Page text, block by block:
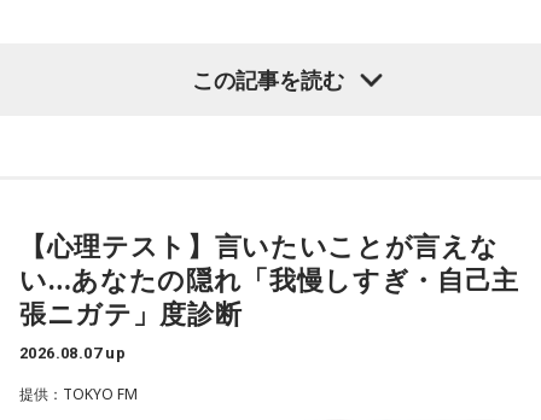
ほのか・海：ありがとうございます。
潮：「コニファー」はテレビアニメ「これ描いて死ね」のエ
ンディングテーマとなっています。
ね？
れることがあります。病気だからと割り切って仕事に就いて
いるのですが、心が疲れてきています。私生活は充実してお
り、夫と新しく家を建てるためにも仕事は辞められません。
仕事がつらいからこそ私生活が充実する、幸せになるぞとい
の心持ちについてアドバイスをいただけないでしょうか？
この記事を読む
【心理テスト】言いたいことが言えな
い…あなたの隠れ「我慢しすぎ・自己主
張ニガテ」度診断
2026.08.07 up
提供：TOKYO FM